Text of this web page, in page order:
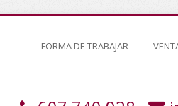
FORMA DE TRABAJAR